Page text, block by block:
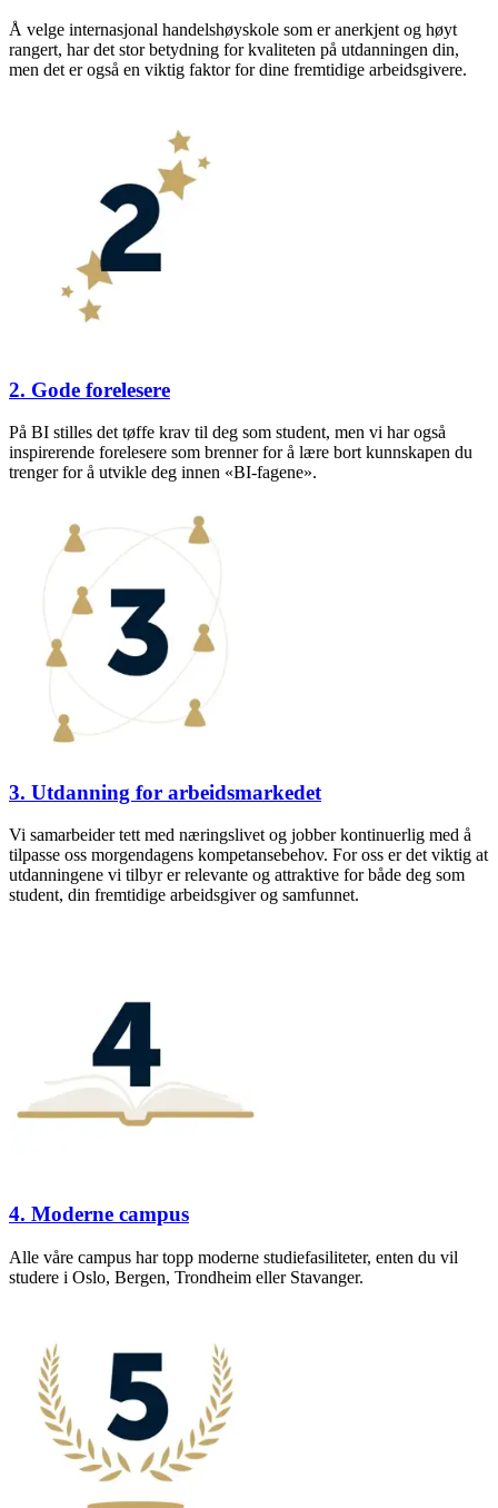
Å velge internasjonal handelshøyskole som er anerkjent og høyt
rangert, har det stor betydning for kvaliteten på utdanningen din,
men det er også en viktig faktor for dine fremtidige arbeidsgivere.
2. Gode forelesere
På BI stilles det tøffe krav til deg som student, men vi har også
inspirerende forelesere som brenner for å lære bort kunnskapen du
trenger for å utvikle deg innen «BI-fagene».
3. Utdanning for arbeidsmarkedet
Vi samarbeider tett med næringslivet og jobber kontinuerlig med å
tilpasse oss morgendagens kompetansebehov. For oss er det viktig at
utdanningene vi tilbyr er relevante og attraktive for både deg som
student, din fremtidige arbeidsgiver og samfunnet.
4. Moderne campus
Alle våre campus har topp moderne studiefasiliteter, enten du vil
studere i Oslo, Bergen, Trondheim eller Stavanger.